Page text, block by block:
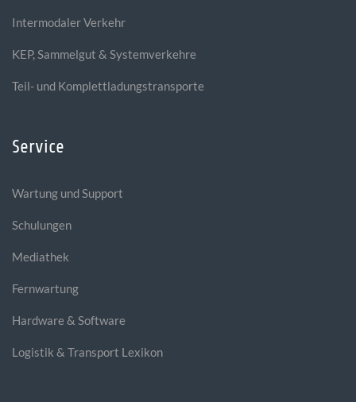
Intermodaler Verkehr
KEP, Sammelgut & Systemverkehre
Teil- und Komplettladungstransporte
Service
Wartung und Support
Schulungen
Mediathek
Fernwartung
Hardware & Software
Logistik & Transport Lexikon